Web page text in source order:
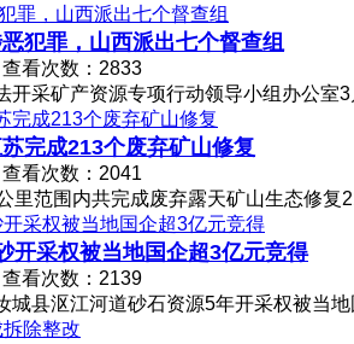
犯罪，山西派出七个督查组
看次数：2833
开采矿产资源专项行动领导小组办公室
完成213个废弃矿山修复
看次数：2041
里范围内共完成废弃露天矿山生态修复
开采权被当地国企超3亿元竞得
看次数：2139
城县沤江河道砂石资源5年开采权被当